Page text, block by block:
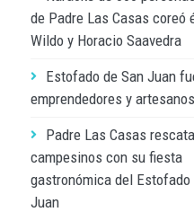
de Padre Las Casas coreó
Wildo y Horacio Saavedra
Estofado de San Juan
emprendedores y
Padre Las Casas
campesinos con su fiesta
gastronómica del Estofado
Juan